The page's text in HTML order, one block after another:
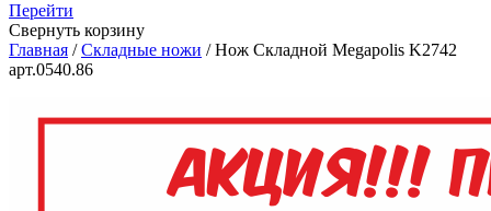
Перейти
Свернуть корзину
Главная /Складные ножи /Нож Складной Megapolis K2742
арт.0540.86